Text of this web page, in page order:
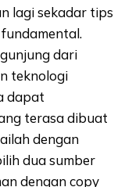
lagi sekadar tips
dari
teknologi
dapat
terasa dibuat
dengan
dua sumber
dengan copy